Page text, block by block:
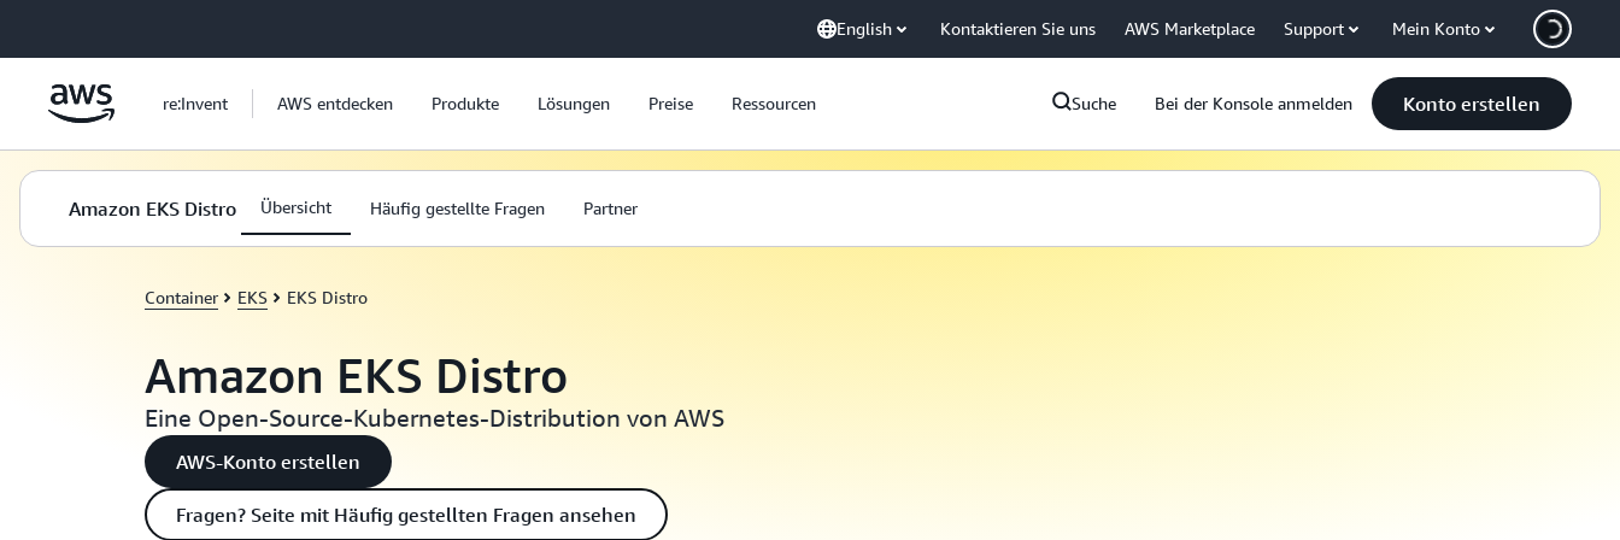
English Kontaktieren Sie uns AWS Marketplace Support Mein Konto
re:Invent AWS entdecken Produkte Lösungen Preise Ressourcen Suche Bei der Konsole anmelden Konto erstellen
Amazon EKS Distro Übersicht Häufig gestellte Fragen Partner
Container EKS EKS Distro
Amazon EKS Distro
Eine Open-Source-Kubernetes-Distribution von AWS
AWS-Konto erstellen
Fragen? Seite mit Häufig gestellten Fragen ansehen